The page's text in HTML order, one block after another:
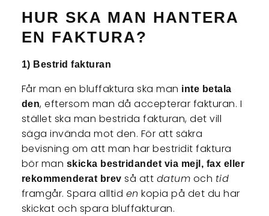
HUR SKA MAN HANTERA
EN FAKTURA?
1) Bestrid fakturan
Får man en bluffaktura ska man inte betala
den, eftersom man då accepterar fakturan. I
stället ska man bestrida fakturan, det vill
säga invända mot den. För att säkra
bevisning om att man har bestridit faktura
bör man skicka bestridandet via mejl, fax eller
rekommenderat brevså att datum och tid
framgår. Spara alltid en kopia på det du har
skickat och spara bluffakturan.